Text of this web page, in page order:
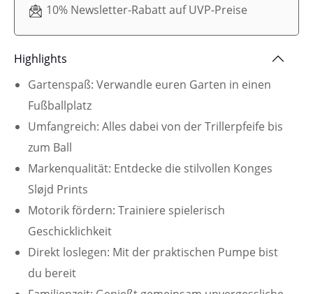
10% Newsletter-Rabatt auf UVP-Preise
Highlights
Gartenspaß: Verwandle euren Garten in einen
Fußballplatz
Umfangreich: Alles dabei von der Trillerpfeife bis
zum Ball
Markenqualität: Entdecke die stilvollen Konges
Sløjd Prints
Motorik fördern: Trainiere spielerisch
Geschicklichkeit
Direkt loslegen: Mit der praktischen Pumpe bist
du bereit